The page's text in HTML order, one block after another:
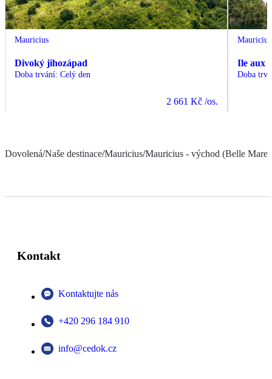
Mauricius
Divoký jihozápad
Doba trvání: Celý den
2 661 Kč /os.
Mauricius
Ile aux
Doba
Dovolená/Naše destinace/Mauricius/Mauricius - východ (Belle Mare
Kontakt
Kontaktujte nás
+420 296 184 910
info@cedok.cz